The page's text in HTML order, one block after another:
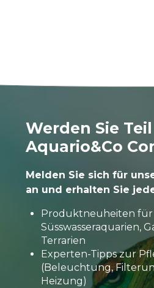
Werden Sie
Aquario&Co
Melden Sie sich für
an und erhalten Sie
Produktneuheiten für
Süsswasseraquarien,
Terrarien
Experten-Tipps zur
(Beleuchtung,
Heizung)